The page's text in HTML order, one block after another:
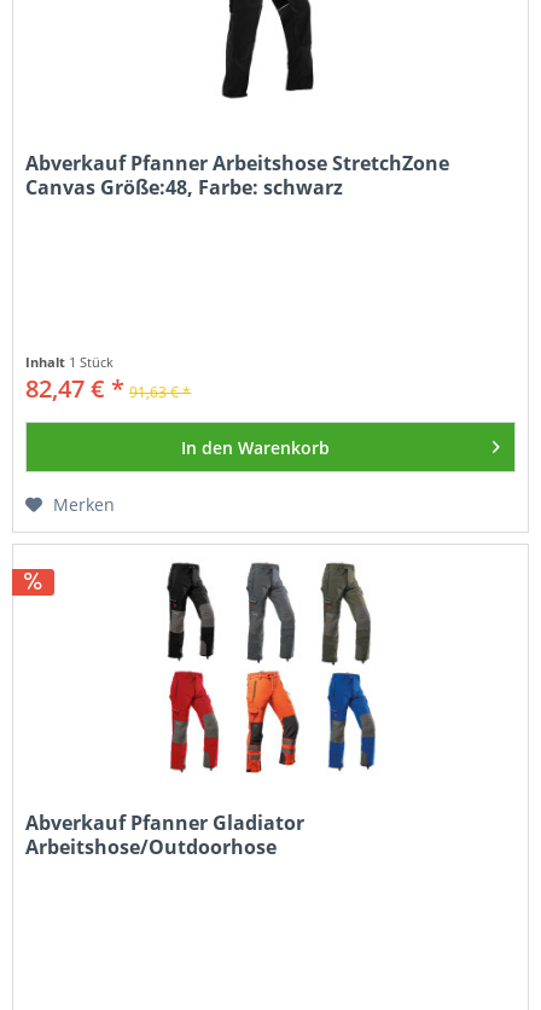
Abverkauf Pfanner Arbeitshose StretchZone
Canvas Größe:48, Farbe: schwarz
Inhalt 1 Stück
82,47 € * 91,63 € *
In den Warenkorb
Merken
Abverkauf Pfanner Gladiator
Arbeitshose/Outdoorhose